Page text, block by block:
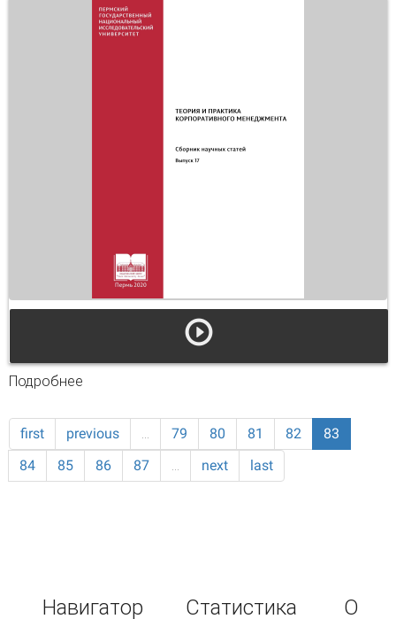
Подробнее
first
previous 79 80 81 82
83
84
85 86 87 next last
Навигатор Статистика О